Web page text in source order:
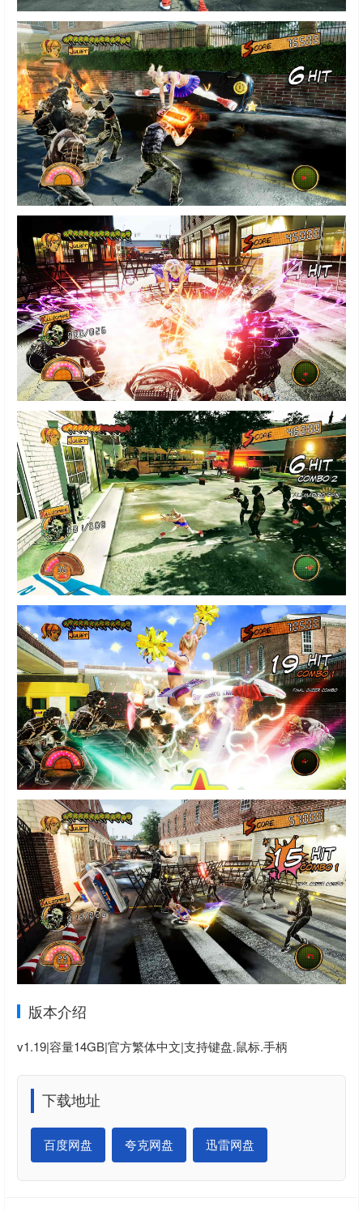
版本介绍
v1.19|容量14GB|官方繁体中文|支持键盘.鼠标.手柄
下载地址
百度网盘 夸克网盘 迅雷网盘